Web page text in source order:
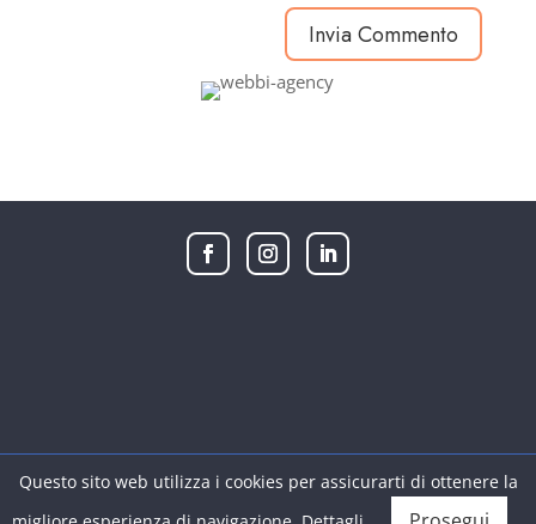
Copyright © 2026 | WebbiTutti i dritti riservati | Privacy
Questo sito web utilizza i cookies per assicurarti di ottenere la